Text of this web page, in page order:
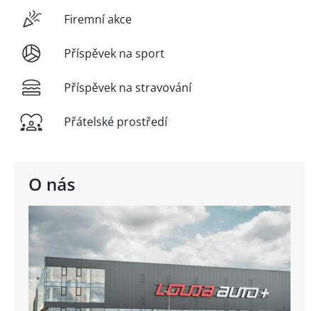
O nás
Firemní akce
Příspěvek na sport
Příspěvek na stravování
Přátelské prostředí